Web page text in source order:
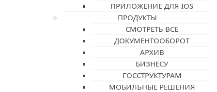
ПРИЛОЖЕНИЕ ДЛЯ IOS
ПРОДУКТЫ
СМОТРЕТЬ ВСЕ
ДОКУМЕНТООБОРОТ
АРХИВ
БИЗНЕСУ
ГОССТРУКТУРАМ
МОБИЛЬНЫЕ РЕШЕНИЯ